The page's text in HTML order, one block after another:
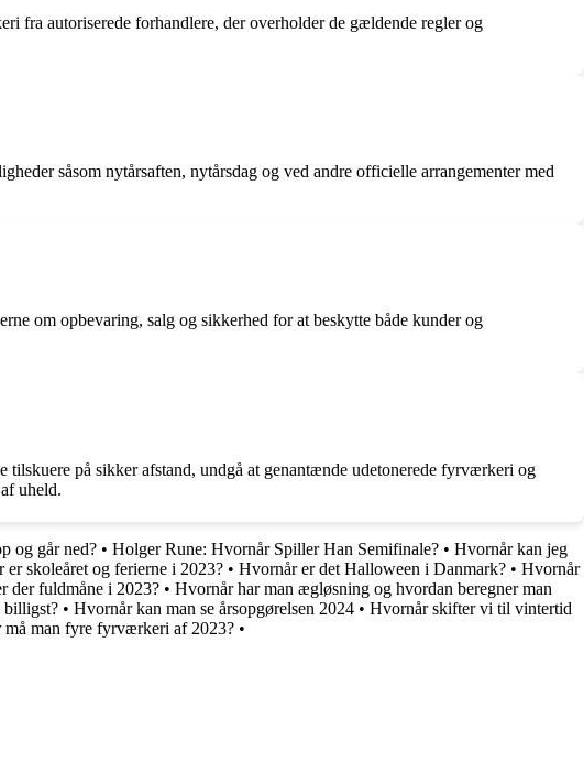
fra autoriserede forhandlere, der overholder de gældende regler og
såsom nytårsaften, nytårsdag og ved andre officielle arrangementer med
om opbevaring, salg og sikkerhed for at beskytte både kunder og
på sikker afstand, undgå at genantænde udetonerede fyrværkeri og
uheld.
og går ned? • Holger Rune: Hvornår Spiller Han Semifinale? • Hvornår kan jeg
er skoleåret og ferierne i 2023? • Hvornår er det Halloween i Danmark? • Hvornår
der fuldmåne i 2023? • Hvornår har man ægløsning og hvordan beregner man
billigst? • Hvornår kan man se årsopgørelsen 2024 • Hvornår skifter vi til vintertid
må man fyre fyrværkeri af 2023? •